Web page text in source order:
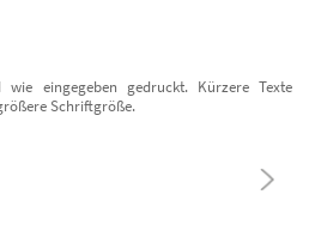
eingegeben gedruckt. Kürzere Texte
Schriftgröße.